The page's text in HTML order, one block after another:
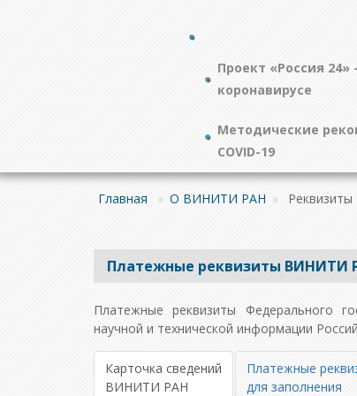
Проект «Россия 24»
коронавирусе
Методические
COVID-19
Главная » О ВИНИТИ РАН » Реквизиты
Платежные реквизиты ВИНИТИ
Платежные реквизиты Федерального
научной и технической информации
Карточка сведений
ВИНИТИ РАН
Платежные
для заполнения